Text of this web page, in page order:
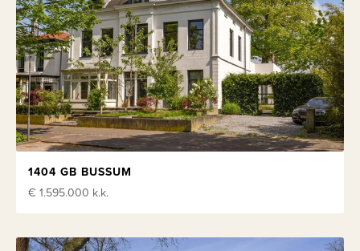
1404 GB BUSSUM
€ 1.595.000 k.k.